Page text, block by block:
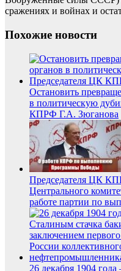
сражениях и войнах и
Похожие новости
Остановить
в политическую
КПРФ Г.А. Зюганова
Председателя ЦК
Центрального
работе партии по
26 декабря 1904